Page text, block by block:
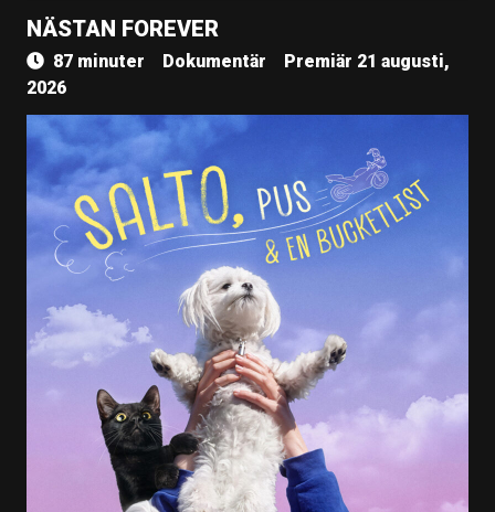
NÄSTAN FOREVER
87 minuter Dokumentär
Premiär 21 augusti,
2026